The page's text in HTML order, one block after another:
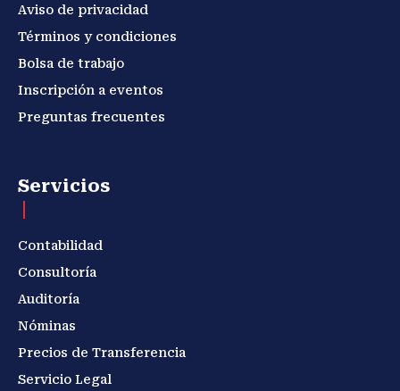
Aviso de privacidad
Términos y condiciones
Bolsa de trabajo
Inscripción a eventos
Preguntas frecuentes
Servicios
Contabilidad
Consultoría
Auditoría
Nóminas
Precios de Transferencia
Servicio Legal